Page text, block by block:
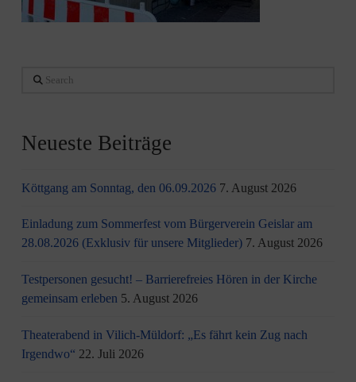
Search
Neueste Beiträge
Köttgang am Sonntag, den 06.09.2026 7. August 2026
Einladung zum Sommerfest vom Bürgerverein Geislar am
28.08.2026 (Exklusiv für unsere Mitglieder) 7. August 2026
Testpersonen gesucht! – Barrierefreies Hören in der Kirche
gemeinsam erleben 5. August 2026
Theaterabend in Vilich-Müldorf: „Es fährt kein Zug nach
Irgendwo“ 22. Juli 2026